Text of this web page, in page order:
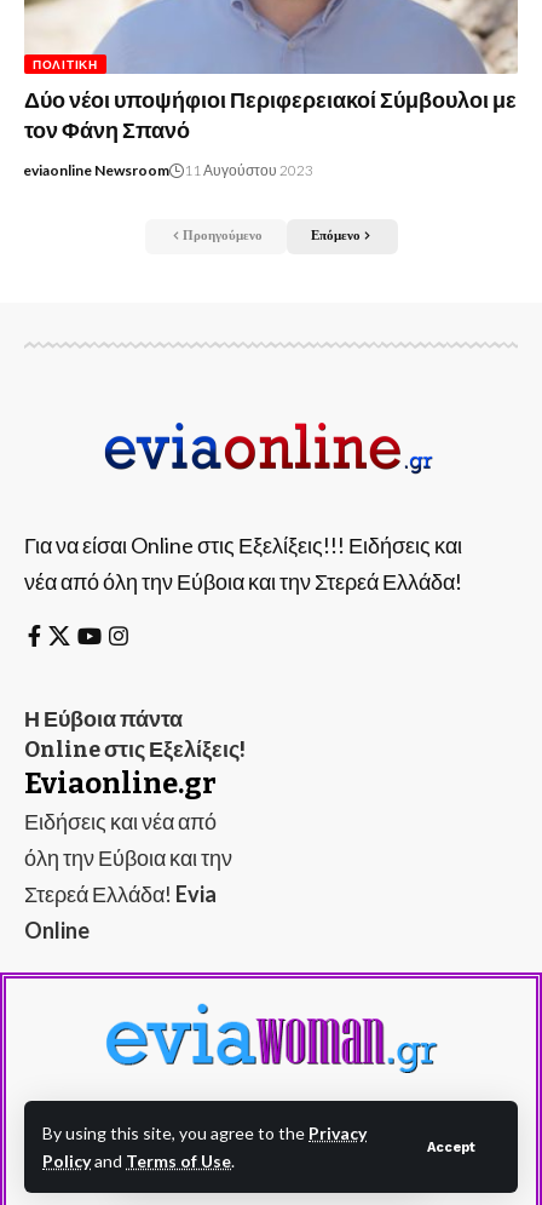
By using this site, you agree to the Privacy
Policyand Terms of Use.
Accept
ΠΟΛΙΤΙΚΉ
Δύο νέοι υποψήφιοι Περιφερειακοί Σύμβουλοι με
τον Φάνη Σπανό
eviaonline Newsroom 11 Αυγούστου 2023
Προηγούμενο Επόμενο
Για να είσαι Online στις Εξελίξεις!!! Ειδήσεις και
νέα από όλη την Εύβοια και την Στερεά Ελλάδα!
Η Εύβοια πάντα
Online στις Εξελίξεις!
Eviaonline.gr
Ειδήσεις και νέα από
όλη την Εύβοια και την
Στερεά Ελλάδα! Evia
Online
Evia Woman - eviawoman.gr - Η Εύβοια στα
καλύτερά της!